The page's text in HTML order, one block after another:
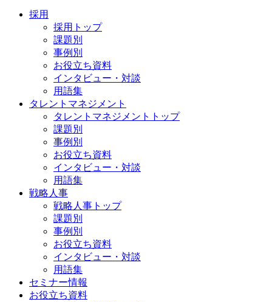
採用
採用トップ
課題別
事例別
お役立ち資料
インタビュー・対談
用語集
タレントマネジメント
タレントマネジメントトップ
課題別
事例別
お役立ち資料
インタビュー・対談
用語集
戦略人事
戦略人事トップ
課題別
事例別
お役立ち資料
インタビュー・対談
用語集
セミナー情報
お役立ち資料